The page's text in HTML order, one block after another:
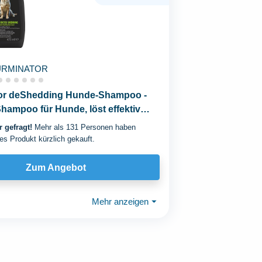
deShedding Hunde-Shampoo -
für Hunde, löst effektiv
473 ml
gefragt! Mehr als 131 Personen haben
Produkt kürzlich gekauft.
Zum Angebot
Mehr anzeigen ⏷